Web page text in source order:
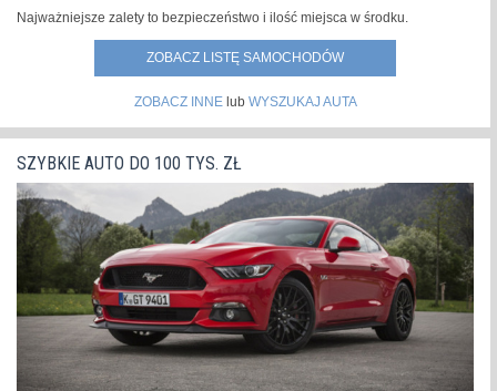
Najważniejsze zalety to bezpieczeństwo i ilość miejsca w środku.
ZOBACZ LISTĘ SAMOCHODÓW
ZOBACZ INNElub WYSZUKAJ AUTA
SZYBKIE AUTO DO 100 TYS. ZŁ